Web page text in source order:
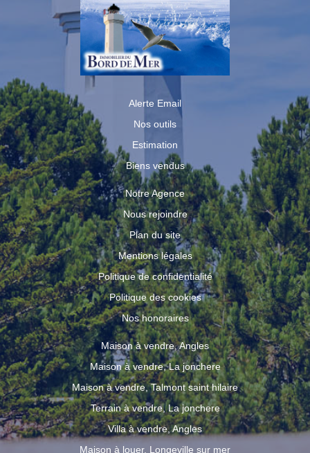
Alerte Email
Nos outils
Estimation
Biens vendus
Notre Agence
Nous rejoindre
Plan du site
Mentions légales
Politique de confidentialité
Politique des cookies
Nos honoraires
Maison à vendre, Angles
Maison à vendre, La jonchere
Maison à vendre, Talmont saint hilaire
Terrain à vendre, La jonchere
Villa à vendre, Angles
Maison à louer, Longeville sur mer